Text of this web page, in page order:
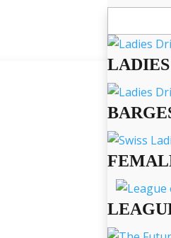
nach: